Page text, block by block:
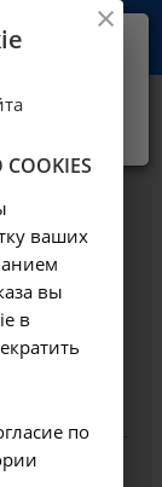
шейки матки -
COOKIES
ваших
вы
в
по